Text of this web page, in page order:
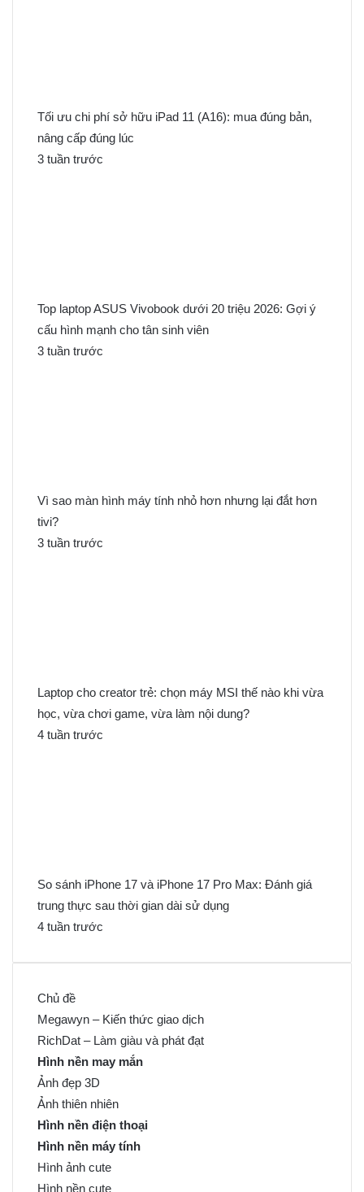
Tối ưu chi phí sở hữu iPad 11 (A16): mua đúng bản,
nâng cấp đúng lúc
3 tuần trước
Top laptop ASUS Vivobook dưới 20 triệu 2026: Gợi ý
cấu hình mạnh cho tân sinh viên
3 tuần trước
Vì sao màn hình máy tính nhỏ hơn nhưng lại đắt hơn
tivi?
3 tuần trước
Laptop cho creator trẻ: chọn máy MSI thế nào khi vừa
học, vừa chơi game, vừa làm nội dung?
4 tuần trước
So sánh iPhone 17 và iPhone 17 Pro Max: Đánh giá
trung thực sau thời gian dài sử dụng
4 tuần trước
Chủ đề
Megawyn – Kiến thức giao dịch
RichDat – Làm giàu và phát đạt
Hình nền may mắn
Ảnh đẹp 3D
Ảnh thiên nhiên
Hình nền điện thoại
Hình nền máy tính
Hình ảnh cute
Hình nền cute